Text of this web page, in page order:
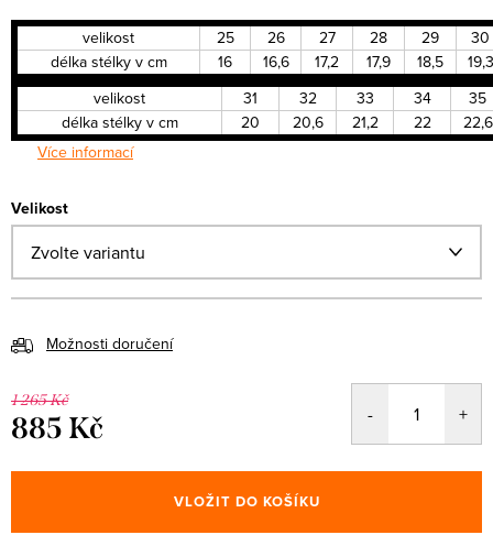
velikost 25 26 27 28 29
30
délka stélky v cm
16 16,6 17,2 17,9 18,5
19,3
velikost
31 32 33 34
35
délka stélky v cm
20 20,6 21,2 22
22,6
Více informací
Velikost
Možnosti doručení
1 265 Kč
885 Kč
cena:
VLOŽIT DO KOŠÍKU